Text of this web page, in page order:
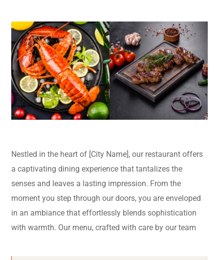
Nestled in the heart of [City Name], our restaurant offers
a captivating dining experience that tantalizes the
senses and leaves a lasting impression. From the
moment you step through our doors, you are enveloped
in an ambiance that effortlessly blends sophistication
with warmth. Our menu, crafted with care by our team